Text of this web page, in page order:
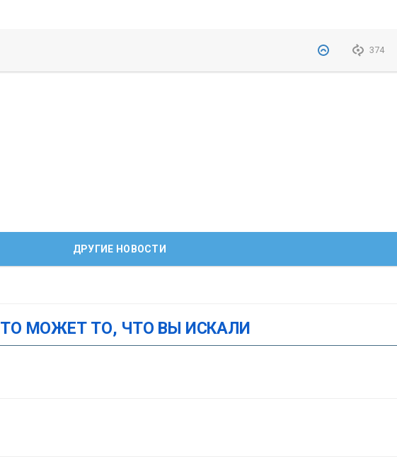
374
ДРУГИЕ НОВОСТИ
ЭТО МОЖЕТ ТО, ЧТО ВЫ ИСКАЛИ